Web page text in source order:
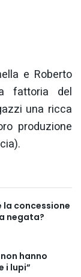
e Roberto
fattoria del
una ricca
produzione
la concessione
negata?
hanno
i lupi”